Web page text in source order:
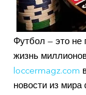
Футбол — это не
жизнь
loccermagz.com
новости из